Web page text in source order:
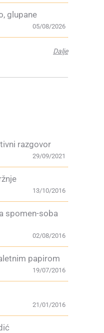
glupane
05/08/2026
Dalje
razgovor
29/09/2021
13/10/2016
spomen-soba
02/08/2016
papirom
19/07/2016
21/01/2016